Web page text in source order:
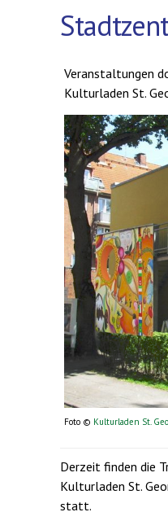
Veranstaltungen
Kulturladen St.
Foto © Kulturladen St.
Derzeit finden die
Kulturladen St.
statt.